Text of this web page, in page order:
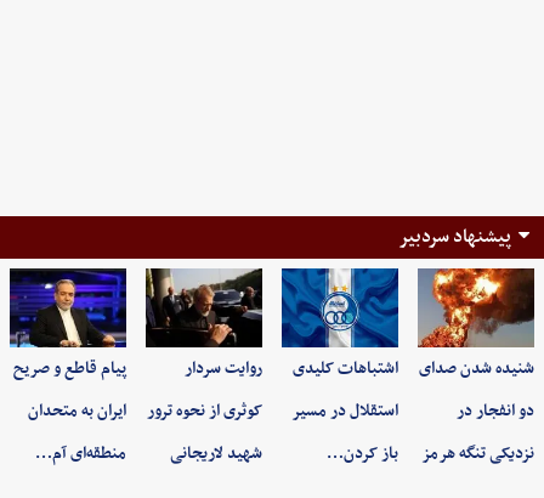
پیشنهاد سردبیر
شنیده شدن صدای
دو انفجار در
نزدیکی تنگه هرمز
اشتباهات کلیدی
استقلال در مسیر
باز کردن…
روایت سردار
کوثری از نحوه ترور
شهید لاریجانی
پیام قاطع و صریح
ایران به متحدان
منطقه‌ای آم…